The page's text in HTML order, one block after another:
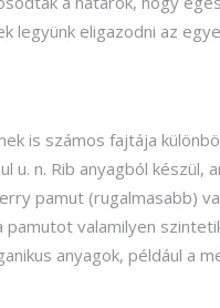
legyünk eligazodni az
is számos fajtája
n. Rib anyagból készül,
pamut (rugalmasabb)
valamilyen
anyagok, például a